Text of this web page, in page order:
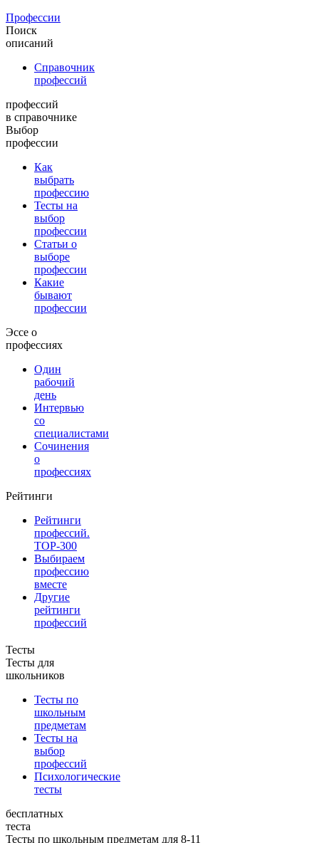
Профессии
Поиск
описаний
Справочник
профессий
профессий
в справочнике
Выбор
профессии
Как
выбрать
профессию
Тесты на
выбор
профессии
Статьи о
выборе
профессии
Какие
бывают
профессии
Эссе о
профессиях
Один
рабочий
день
Интервью
со
специалистами
Сочинения
о
профессиях
Рейтинги
Рейтинги
профессий.
TOP-300
Выбираем
профессию
вместе
Другие
рейтинги
профессий
Тесты
Тесты для
школьников
Тесты по
школьным
предметам
Тесты на
выбор
профессий
Психологические
тесты
бесплатных
теста
Тесты по школьным предметам для 8-11